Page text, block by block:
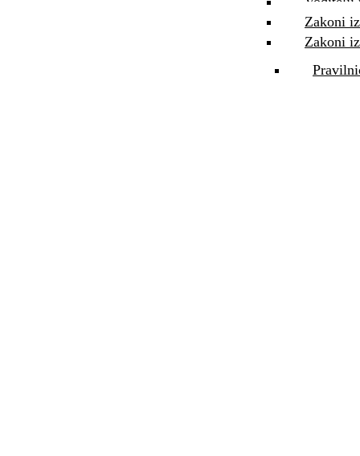
Zakoni
Zakoni